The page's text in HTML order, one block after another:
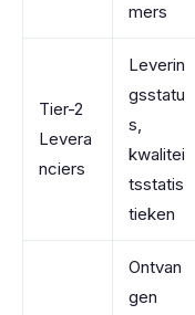
mers
Tier-2
Levera
nciers
Leverin
gsstatu
s,
kwalitei
tsstatis
tieken
Ontvan
gen